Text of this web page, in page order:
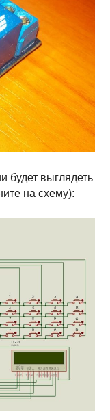
будет выглядеть
на схему):